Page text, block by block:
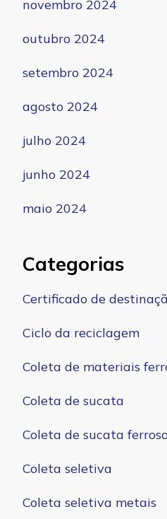
novembro 2024
outubro 2024
setembro 2024
agosto 2024
julho 2024
junho 2024
maio 2024
Categorias
Certificado de
Ciclo da reciclagem
Coleta de materiais
Coleta de sucata
Coleta de sucata
Coleta seletiva
Coleta seletiva metais